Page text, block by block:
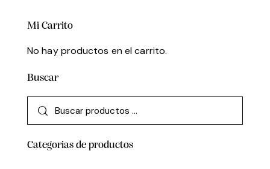
Mi Carrito
No hay productos en el carrito.
Buscar
Categorias de productos